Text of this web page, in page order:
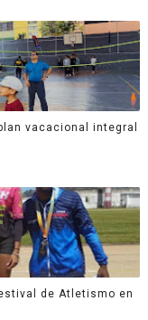
vacacional integral
de Atletismo en